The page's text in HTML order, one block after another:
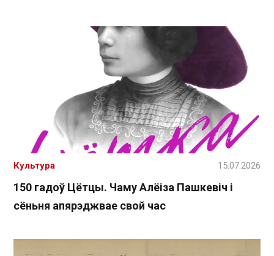
150 гадоў Цётцы. Чаму Алёіза Пашкевіч і
сёньня апярэджвае свой час
Культура 15.07.2026